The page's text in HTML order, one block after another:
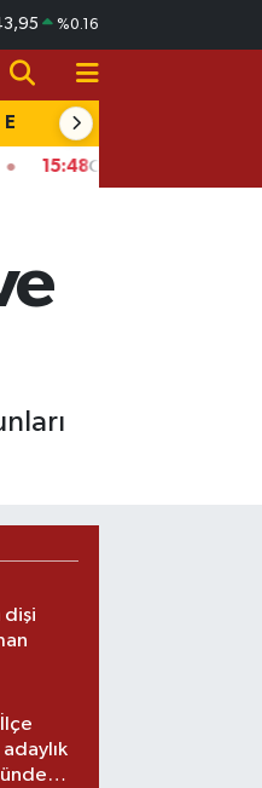
%0.16
EĞİTİM
ücretsiz üniversite
dişi